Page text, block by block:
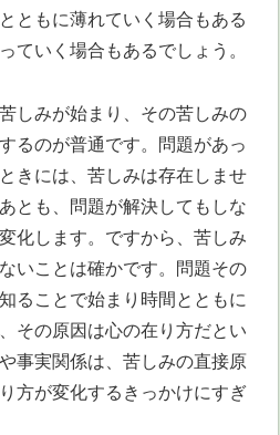
ともに薄れていく場合もある
ていく場合もあるでしょう。
しみが始まり、その苦しみの
るのが普通です。問題があっ
きには、苦しみは存在しませ
とも、問題が解決してもしな
化します。ですから、苦しみ
いことは確かです。問題その
ることで始まり時間とともに
その原因は心の在り方だとい
事実関係は、苦しみの直接原
方が変化するきっかけにすぎ